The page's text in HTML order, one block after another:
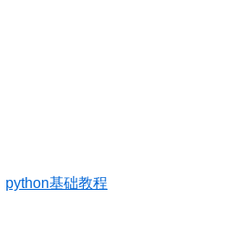
python基础教程